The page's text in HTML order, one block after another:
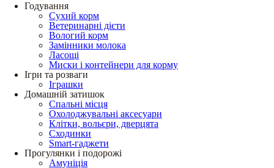
Годування
Сухий корм
Ветеринарні дієти
Вологий корм
Замінники молока
Ласощі
Миски і контейнери для корму
Ігри та розваги
Іграшки
Домашній затишок
Спальні місця
Охолоджувальні аксесуари
Клітки, вольєри, дверцята
Сходинки
Smart-гаджети
Прогулянки і подорожі
Амуніція